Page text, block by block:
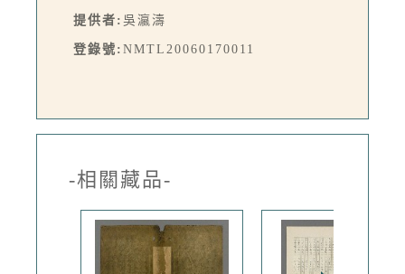
提供者: 吳瀛濤
登錄號: NMTL20060170011
-相關藏品-